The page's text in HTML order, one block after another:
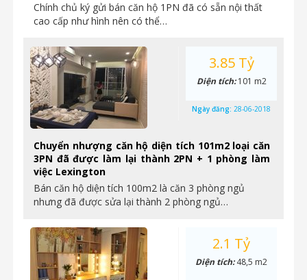
Chính chủ ký gửi bán căn hộ 1PN đã có sẵn nội thất
cao cấp như hình nên có thể…
Chuyển nhượng căn hộ diện tích 101m2 loại căn
3PN đã được làm lại thành 2PN + 1 phòng làm
việc Lexington
Bán căn hộ diện tích 100m2 là căn 3 phòng ngủ
nhưng đã được sửa lại thành 2 phòng ngủ…
3.85 Tỷ
Diện tích:101 m2
Ngày đăng: 28-06-2018
2.1 Tỷ
Diện tích:48,5 m2